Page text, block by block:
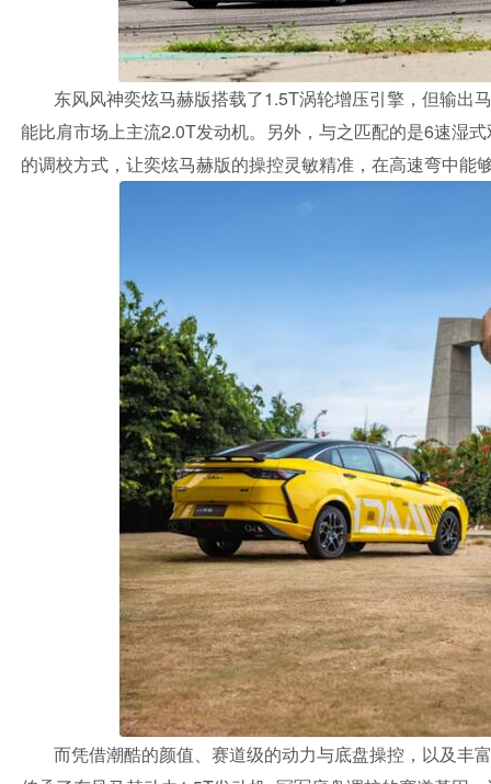
东风风神奕炫马赫版搭载了1.5T涡轮增压引擎，但输出
能比肩市场上主流2.0T发动机。另外，与之匹配的是6速湿
的调校方式，让奕炫马赫版的操控灵敏精准，在高速弯中能
而凭借潮酷的颜值、赛道级的动力与底盘操控，以及丰